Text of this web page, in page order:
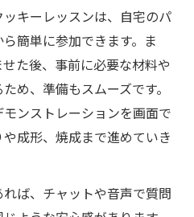
キーレッスンは、自宅のパ
簡単に参加できます。ま
た後、事前に必要な材料や
め、準備もスムーズです。
ンストレーションを画面で
成形、焼成まで進めていき
ば、チャットや音声で質問